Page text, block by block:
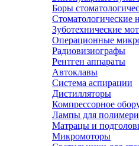
Боры
Стоматологические
Зуботехнические
Операционные
Радиовизиографы
Рентген аппараты
Автоклавы
Система аспирации
Дистилляторы
Компрессорное
Лампы для
Матрацы и
Микромоторы